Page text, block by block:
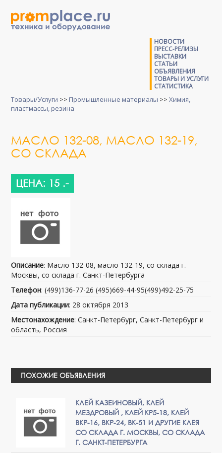
НОВОСТИ
ПРЕСС-РЕЛИЗЫ
ВЫСТАВКИ
СТАТЬИ
ОБЪЯВЛЕНИЯ
ТОВАРЫ И УСЛУГИ
СТАТИСТИКА
Товары/Услуги >> Промышленные материалы >>Химия,
пластмассы, резина
МАСЛО 132-08, МАСЛО 132-19,
СО СКЛАДА
ЦЕНА: 15 .-
Описание: Масло 132-08, масло 132-19, со склада г.
Москвы, со склада г. Санкт-Петербурга
Телефон: (499)136-77-26 (495)669-44-95(499)492-25-75
Дата публикации: 28 октября 2013
Местонахождение: Санкт-Петербург, Санкт-Петербург и
область, Россия
ПОХОЖИЕ ОБЪЯВЛЕНИЯ
КЛЕЙ КАЗЕИНОВЫЙ, КЛЕЙ
МЕЗДРОВЫЙ , КЛЕЙ КР5-18, КЛЕЙ
ВКР-16, ВКР-24, ВК-51 И ДРУГИЕ КЛЕЯ
СО СКЛАДА Г. МОСКВЫ, СО СКЛАДА
Г. САНКТ-ПЕТЕРБУРГА